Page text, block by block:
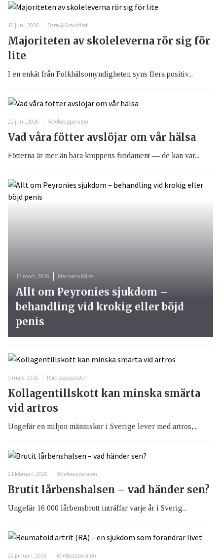
16 juni, 2026 Barn & Graviditet
Majoriteten av skoleleverna rör sig för
lite
I en enkät från Folkhälsomyndigheten syns flera positiv...
22 juni, 2026 Rörelseapparaten
Vad våra fötter avslöjar om vår hälsa
Fötterna är mer än bara kroppens fundament — de kan var...
13 mars, 2026 Mannens hälsa
Allt om Peyronies sjukdom –
behandling vid krokig eller böjd
penis
9 mars, 2026 Rörelseapparaten
Kollagentillskott kan minska smärta
vid artros
Ungefär en miljon människor i Sverige lever med artros,...
21 februari, 2026 Rörelseapparaten
Brutit lårbenshalsen – vad händer sen?
Ungefär 16 000 lårbensbrott inträffar varje år i Sverig...
22 januari, 2026 Rörelseapparaten